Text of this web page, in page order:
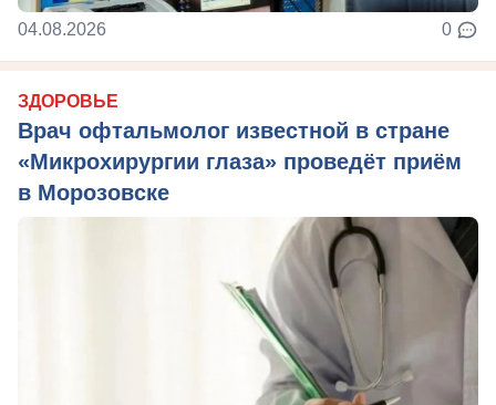
04.08.2026 0
ЗДОРОВЬЕ
Врач офтальмолог известной в стране
«Микрохирургии глаза» проведёт приём
в Морозовске